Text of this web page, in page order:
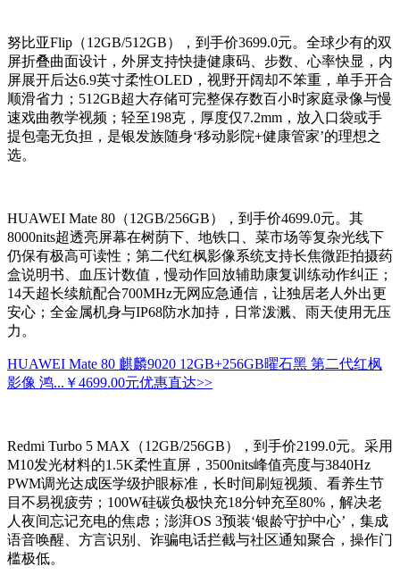
努比亚Flip（12GB/512GB），到手价3699.0元。全球少有的双
屏折叠曲面设计，外屏支持快捷健康码、步数、心率快显，内
屏展开后达6.9英寸柔性OLED，视野开阔却不笨重，单手开合
顺滑省力；512GB超大存储可完整保存数百小时家庭录像与慢
速戏曲教学视频；轻至198克，厚度仅7.2mm，放入口袋或手
提包毫无负担，是银发族随身‘移动影院+健康管家’的理想之
选。
HUAWEI Mate 80（12GB/256GB），到手价4699.0元。其
8000nits超透亮屏幕在树荫下、地铁口、菜市场等复杂光线下
仍保有极高可读性；第二代红枫影像系统支持长焦微距拍摄药
盒说明书、血压计数值，慢动作回放辅助康复训练动作纠正；
14天超长续航配合700MHz无网应急通信，让独居老人外出更
安心；全金属机身与IP68防水加持，日常泼溅、雨天使用无压
力。
HUAWEI Mate 80 麒麟9020 12GB+256GB曜石黑 第二代红枫
影像 鸿... ￥4699.00元优惠直达>>
Redmi Turbo 5 MAX（12GB/256GB），到手价2199.0元。采用
M10发光材料的1.5K柔性直屏，3500nits峰值亮度与3840Hz
PWM调光达成医学级护眼标准，长时间刷短视频、看养生节
目不易视疲劳；100W硅碳负极快充18分钟充至80%，解决老
人夜间忘记充电的焦虑；澎湃OS 3预装‘银龄守护中心’，集成
语音唤醒、方言识别、诈骗电话拦截与社区通知聚合，操作门
槛极低。